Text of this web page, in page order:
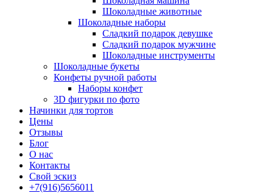
Шоколадные животные
Шоколадные наборы
Сладкий подарок девушке
Сладкий подарок мужчине
Шоколадные инструменты
Шоколадные букеты
Конфеты ручной работы
Наборы конфет
3D фигурки по фото
Начинки для тортов
Цены
Отзывы
Блог
О нас
Контакты
Свой эскиз
+7(916)5656011